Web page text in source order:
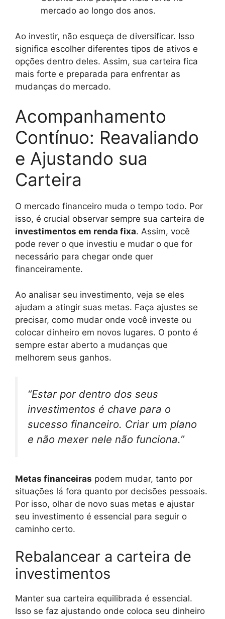
mercado ao longo dos anos.
Ao investir, não esqueça de diversificar. Isso
significa escolher diferentes tipos de ativos e
opções dentro deles. Assim, sua carteira fica
mais forte e preparada para enfrentar as
mudanças do mercado.
Acompanhamento
Contínuo: Reavaliando
e Ajustando sua
Carteira
O mercado financeiro muda o tempo todo. Por
isso, é crucial observar sempre sua carteira de
investimentos em renda fixa. Assim, você
pode rever o que investiu e mudar o que for
necessário para chegar onde quer
financeiramente.
Ao analisar seu investimento, veja se eles
ajudam a atingir suas metas. Faça ajustes se
precisar, como mudar onde você investe ou
colocar dinheiro em novos lugares. O ponto é
sempre estar aberto a mudanças que
melhorem seus ganhos.
“Estar por dentro dos seus
investimentos é chave para o
sucesso financeiro. Criar um plano
e não mexer nele não funciona.”
Metas financeiras podem mudar, tanto por
situações lá fora quanto por decisões pessoais.
Por isso, olhar de novo suas metas e ajustar
seu investimento é essencial para seguir o
caminho certo.
Rebalancear a carteira de
investimentos
Manter sua carteira equilibrada é essencial.
Isso se faz ajustando onde coloca seu dinheiro